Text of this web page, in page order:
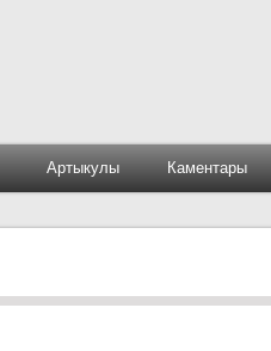
Артыкулы Каментары